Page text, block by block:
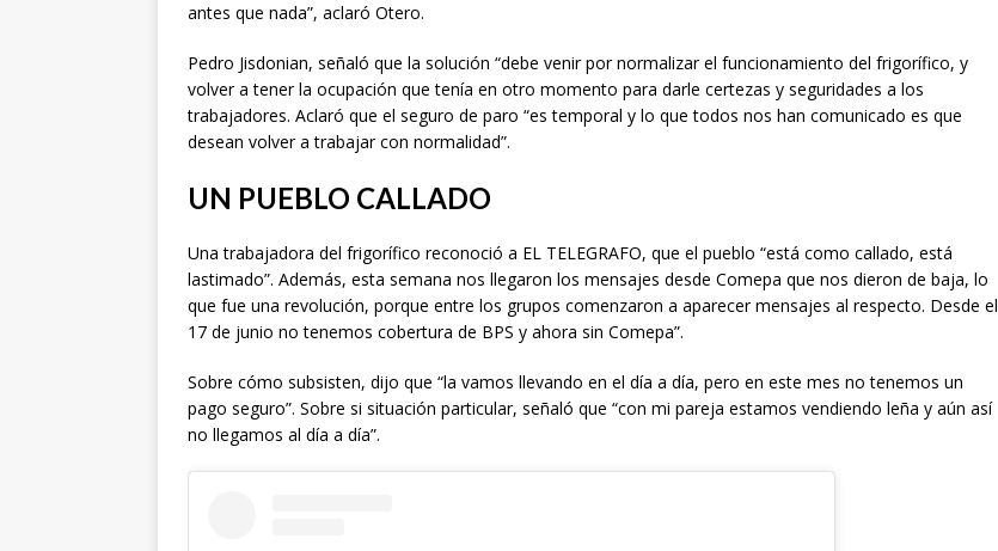
antes que nada”, aclaró Otero.
Pedro Jisdonian, señaló que la solución “debe venir por normalizar el funcionamiento del frigorífico, y
volver a tener la ocupación que tenía en otro momento para darle certezas y seguridades a los
trabajadores. Aclaró que el seguro de paro “es temporal y lo que todos nos han comunicado es que
desean volver a trabajar con normalidad”.
UN PUEBLO CALLADO
Una trabajadora del frigorífico reconoció a EL TELEGRAFO, que el pueblo “está como callado, está
lastimado”. Además, esta semana nos llegaron los mensajes desde Comepa que nos dieron de baja, lo
que fue una revolución, porque entre los grupos comenzaron a aparecer mensajes al respecto. Desde el
17 de junio no tenemos cobertura de BPS y ahora sin Comepa”.
Sobre cómo subsisten, dijo que “la vamos llevando en el día a día, pero en este mes no tenemos un
pago seguro”. Sobre si situación particular, señaló que “con mi pareja estamos vendiendo leña y aún así
no llegamos al día a día”.